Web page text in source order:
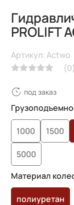
PROLIFT
(0)
Артикул: Actwo
под заказ
1000 1500
5000
Материал
полиуретан